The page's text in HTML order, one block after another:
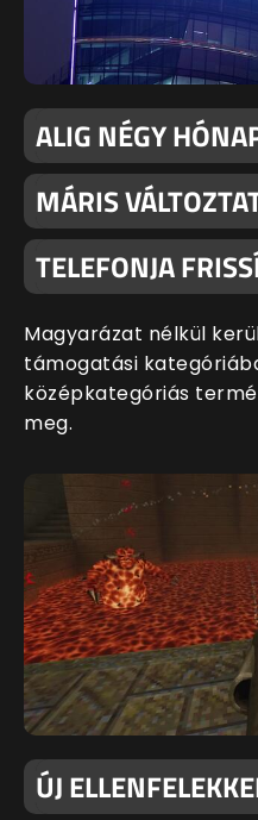
ALIG NÉGY
MÁRIS
TELEFONJA
Magyarázat nélkül
támogatási
középkategóriás
meg.
ÚJ